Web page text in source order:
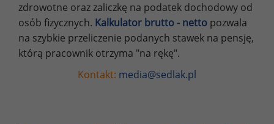
zdrowotne oraz zaliczkę na podatek dochodowy od
osób fizycznych. Kalkulator brutto - netto pozwala
na szybkie przeliczenie podanych stawek na pensję,
którą pracownik otrzyma "na rękę".
Kontakt: media@sedlak.pl